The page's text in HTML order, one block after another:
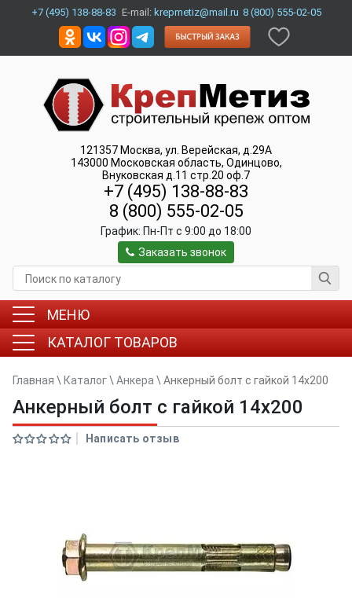
+7 (495) 138-88-83 E-mail: krepmetiz@mail.ru 8 (800) 555-02-05
121357 Москва, ул. Верейская, д.29А
143000 Московская область, Одинцово,
Внуковская д.11 стр.20 оф.7
+7 (495) 138-88-83
8 (800) 555-02-05
График: Пн-Пт c 9:00 до 18:00
Заказать звонок
МЕНЮ
КАТАЛОГ ТОВАРОВ
Главная \ Каталог\ Анкера \ Анкерный болт с гайкой 14x200
Анкерный болт с гайкой 14x200
Написать отзыв